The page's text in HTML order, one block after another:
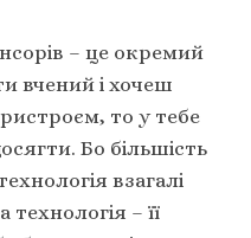
– це окремий
вчений і хочеш
то у тебе
Бо більшість
взагалі
– її